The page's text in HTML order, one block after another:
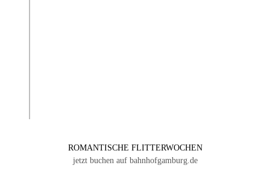
ROMANTISCHE FLITTERWOCHEN
jetzt buchen auf bahnhofgamburg.de